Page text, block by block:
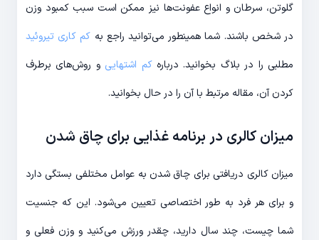
گلوتن، سرطان و انواع عفونت‌ها نیز ممکن است سبب کمبود وزن
در شخص باشند. شما همینطور می‌توانید راجع به کم کاری تیروئید
مطلبی را در بلاگ بخوانید. دربارهکم اشتهایی و روش‌های برطرف
کردن آن، مقاله مرتبط با آن را در حال بخوانید.
میزان کالری در برنامه غذایی برای چاق شدن
میزان کالری دریافتی برای چاق شدن به عوامل مختلفی بستگی دارد
و برای هر فرد به طور اختصاصی تعیین می‌شود. این که جنسیت
شما چیست، چند سال دارید، چقدر ورزش می‌کنید و وزن فعلی و